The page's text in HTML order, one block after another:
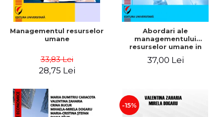
Managementul resurselor
umane
33,83 Lei
28,75 Lei
Abordari ale
managementului
resurselor umane in
37,00 Lei
-15%